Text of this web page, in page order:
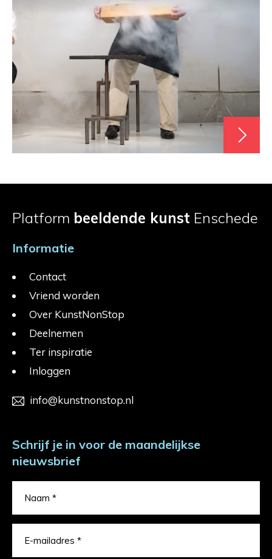
Platform beeldende kunst Enschede
Informatie
Contact
Vriend worden
Over KunstNonStop
Deelnemen
Ter inspiratie
Inloggen
info@kunstnonstop.nl
Schrijf je in voor de maandelijkse
nieuwsbrief